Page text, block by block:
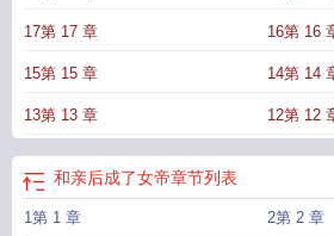
娶回家，她本就该是他的王妃。 “那个狼王啊，
他谁倒霉。”闻笙说。 牧云野反应很快，立刻同
《摄政王带娃找上门》链接见公告或者戳专栏可
笙：我的金手指是？系统：这是古代，不适合出现
存在就很合理？没有金手指，让我去杀一个掌权
到京城投亲的普通百姓。姜云笙：……真就不管她
17第 17 章 16第 16
15第 15 章 14第 14
13第 13 章 12第 12
和亲后成了女帝章节列表
1第 1 章 2第 2 章